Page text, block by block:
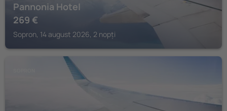
Pannonia Hotel
269 €
Sopron, 14 august 2026, 2 nopți